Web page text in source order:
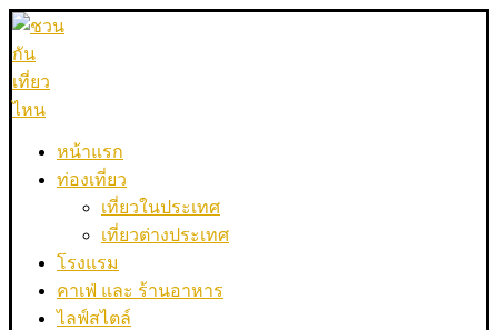
หน้าแรก
ท่องเที่ยว
เที่ยวในประเทศ
เที่ยวต่างประเทศ
โรงแรม
คาเฟ่ และ ร้านอาหาร
ไลฟ์สไตล์